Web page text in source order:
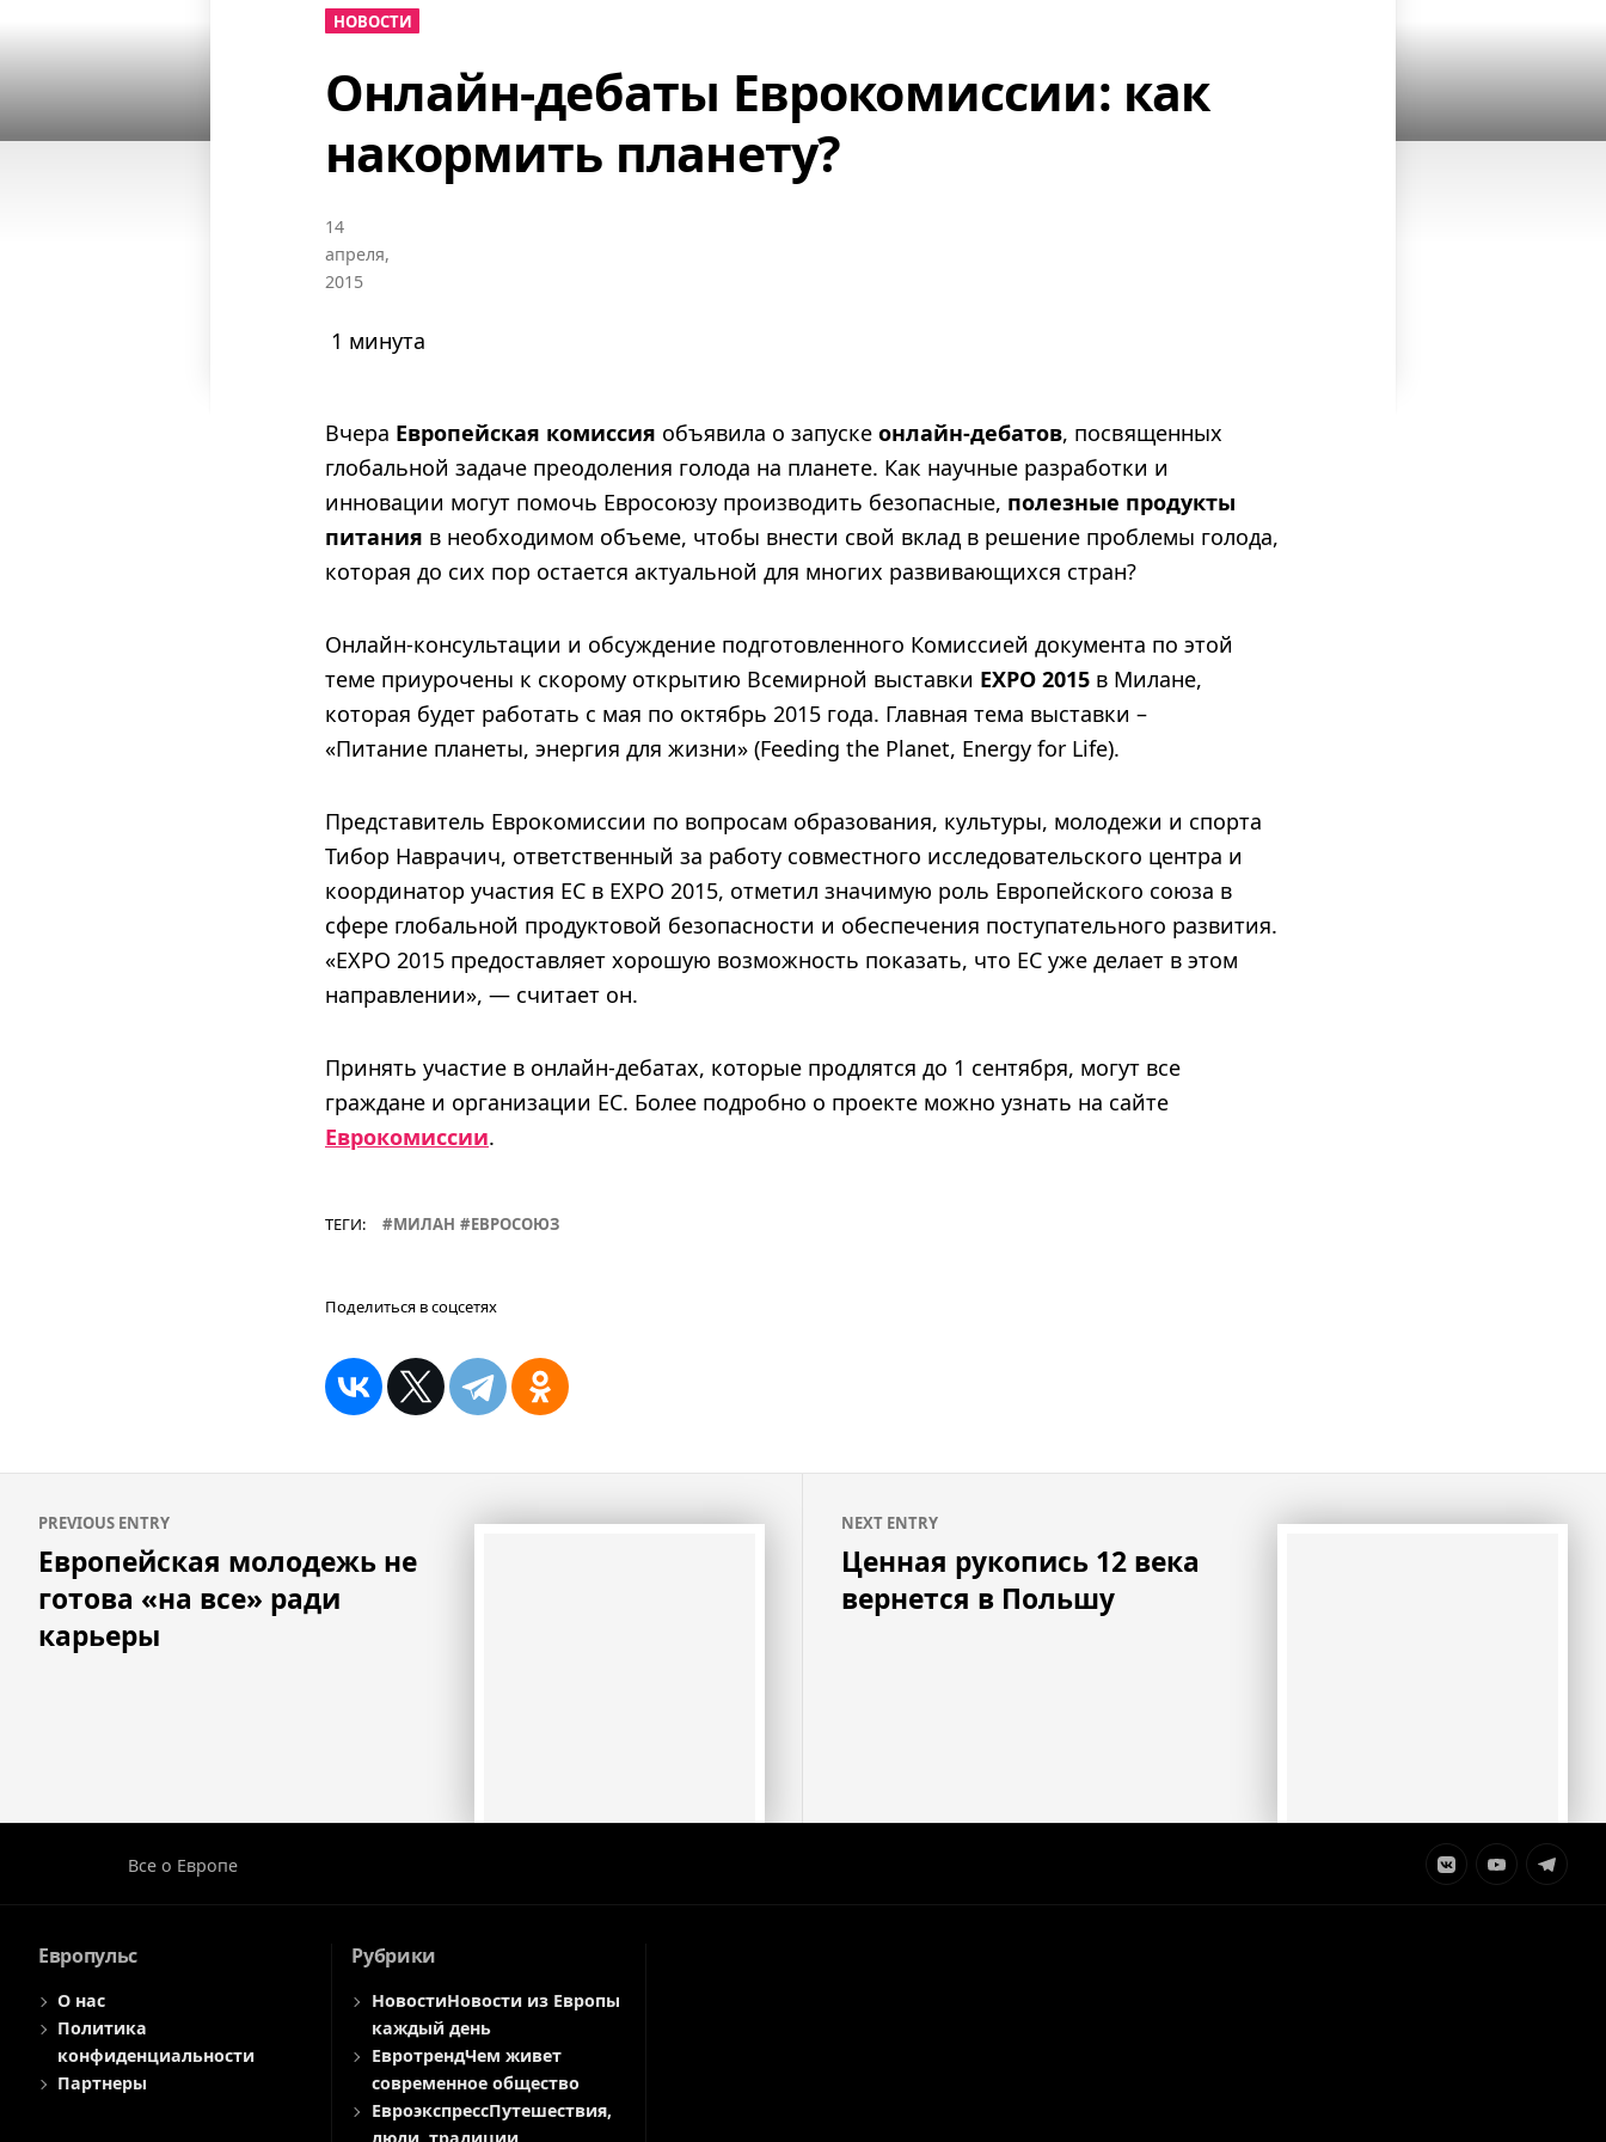
НОВОСТИ
Онлайн-дебаты Еврокомиссии: как
накормить планету?
14
апреля,
2015
1 минута
Вчера Европейская комиссия объявила о запуске онлайн-дебатов, посвященных
глобальной задаче преодоления голода на планете. Как научные разработки и
инновации могут помочь Евросоюзу производить безопасные, полезные продукты
питания в необходимом объеме, чтобы внести свой вклад в решение проблемы голода,
которая до сих пор остается актуальной для многих развивающихся стран?
Онлайн-консультации и обсуждение подготовленного Комиссией документа по этой
теме приурочены к скорому открытию Всемирной выставки EXPO 2015 в Милане,
которая будет работать с мая по октябрь 2015 года. Главная тема выставки –
«Питание планеты, энергия для жизни» (Feeding the Planet, Energy for Life).
Представитель Еврокомиссии по вопросам образования, культуры, молодежи и спорта
Тибор Наврачич, ответственный за работу совместного исследовательского центра и
координатор участия ЕС в EXPO 2015, отметил значимую роль Европейского союза в
сфере глобальной продуктовой безопасности и обеспечения поступательного развития.
«EXPO 2015 предоставляет хорошую возможность показать, что ЕС уже делает в этом
направлении», — считает он.
Принять участие в онлайн-дебатах, которые продлятся до 1 сентября, могут все
граждане и организации ЕС. Более подробно о проекте можно узнать на сайте
Еврокомиссии.
ТЕГИ: МИЛАН ЕВРОСОЮЗ
Поделиться в соцсетях
по
записям
PREVIOUS ENTRY
Европейская молодежь не
готова «на все» ради
карьеры
NEXT ENTRY
Ценная рукопись 12 века
вернется в Польшу
Все о Европе
ЭлементЭлементЭлемент
Европульс
О нас
Политика
конфиденциальности
Партнеры
Рубрики
НовостиНовости из Европы
каждый день
ЕвротрендЧем живет
современное общество
ЕвроэкспрессПутешествия,